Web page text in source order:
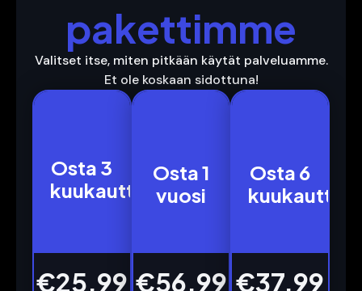
pakettimme
Valitset itse, miten pitkään käytät palveluamme.
Et ole koskaan sidottuna!
Osta 3
kuukautta
3
Meses
€25.99
Osta 1
vuosi
Meses
€56.99
Osta 6
kuukautta
Meses
€37.99